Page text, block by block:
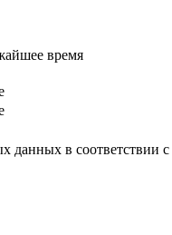
время
данных в соответствии с